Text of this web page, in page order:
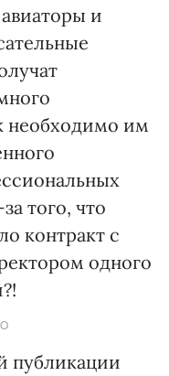
и
необходимо им
того, что
контракт с
одного
публикации